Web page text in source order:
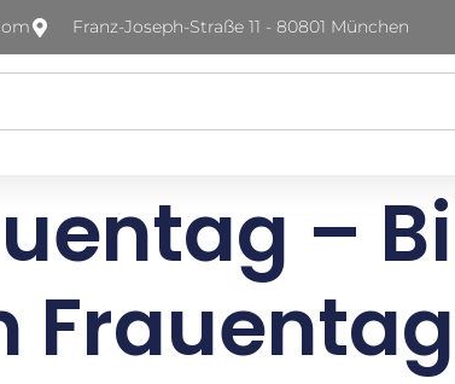
Franz-Joseph-Straße 11 - 80801 München
–
Frauentag